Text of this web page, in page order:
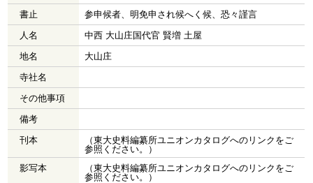
書止
参申候者、明免申され候へく候、恐々謹言
人名
中西 大山庄国代官 賢増 土屋
地名
大山庄
寺社名
その他事項
備考
刊本
（東大史料編纂所ユニオンカタログへのリンクをご
参照ください。）
影写本
（東大史料編纂所ユニオンカタログへのリンクをご
参照ください。）